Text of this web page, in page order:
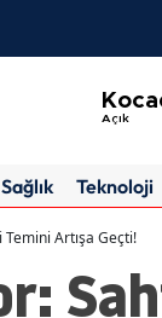
Açık
Sağlık Teknoloji
Temini Artışa Geçti!